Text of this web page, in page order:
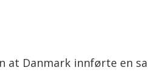
at Danmark innførte en